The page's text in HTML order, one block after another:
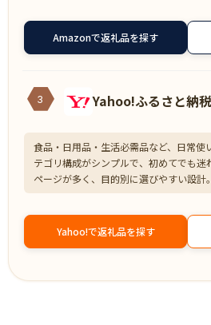
Amazonで返礼品を探す
3 Yahoo!ふるさと納税
食品・日用品・生活必需品など、日常使
テゴリ構成がシンプルで、初めてでも
ページが多く、目的別に選びやすい設計。
Yahoo!で返礼品を探す